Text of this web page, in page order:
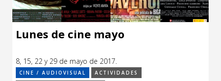
Lunes de cine mayo
8, 15, 22 y 29 de mayo de 2017.
CINE / AUDIOVISUAL
ACTIVIDADES